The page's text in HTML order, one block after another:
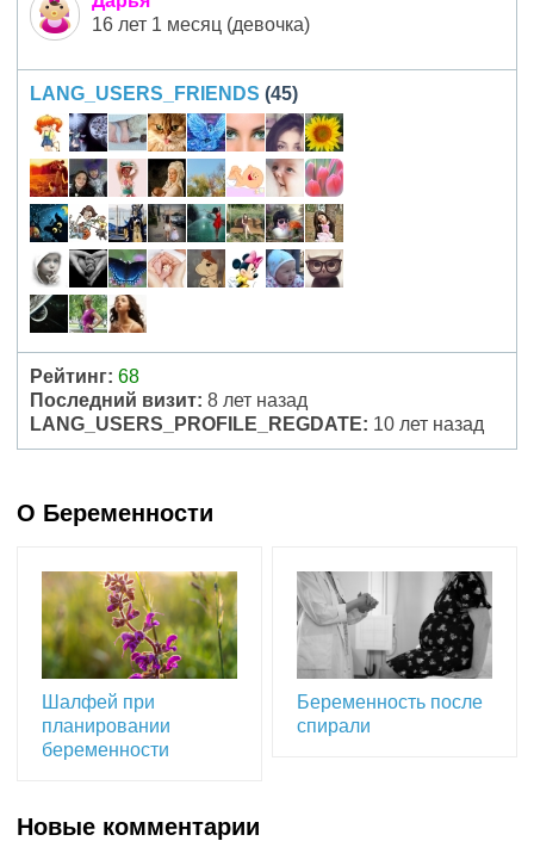
16 лет 1 месяц (девочка)
LANG_USERS_FRIENDS (45)
Рейтинг: 68
Последний визит: 8 лет назад
LANG_USERS_PROFILE_REGDATE: 10 лет назад
О Беременности
Шалфей при
планировании
беременности
Беременность после
спирали
Новые комментарии